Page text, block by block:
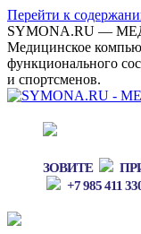
Перейти к
SYMONA.RU —
Медицинское
функционального
и спортсменов.
ЗОВИТЕ
+7 985 411